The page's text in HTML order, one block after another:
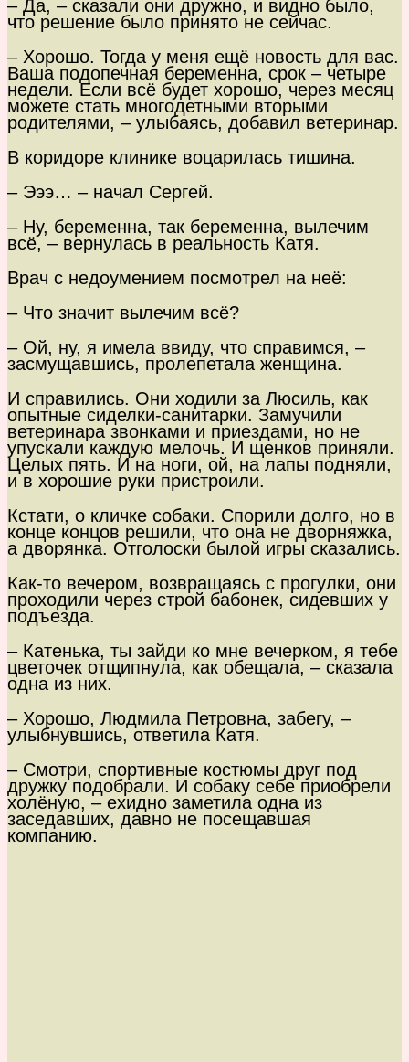
– Да, – сказали они дружно, и видно было,
что решение было принято не сейчас.
– Хорошо. Тогда у меня ещё новость для вас.
Ваша подопечная беременна, срок – четыре
недели. Если всё будет хорошо, через месяц
можете стать многодетными вторыми
родителями, – улыбаясь, добавил ветеринар.
В коридоре клинике воцарилась тишина.
– Эээ… – начал Сергей.
– Ну, беременна, так беременна, вылечим
всё, – вернулась в реальность Катя.
Врач с недоумением посмотрел на неё:
– Что значит вылечим всё?
– Ой, ну, я имела ввиду, что справимся, –
засмущавшись, пролепетала женщина.
И справились. Они ходили за Люсиль, как
опытные сиделки-санитарки. Замучили
ветеринара звонками и приездами, но не
упускали каждую мелочь. И щенков приняли.
Целых пять. И на ноги, ой, на лапы подняли,
и в хорошие руки пристроили.
Кстати, о кличке собаки. Спорили долго, но в
конце концов решили, что она не дворняжка,
а дворянка. Отголоски былой игры сказались.
Как-то вечером, возвращаясь с прогулки, они
проходили через строй бабонек, сидевших у
подъезда.
– Катенька, ты зайди ко мне вечерком, я тебе
цветочек отщипнула, как обещала, – сказала
одна из них.
– Хорошо, Людмила Петровна, забегу, –
улыбнувшись, ответила Катя.
– Смотри, спортивные костюмы друг под
дружку подобрали. И собаку себе приобрели
холёную, – ехидно заметила одна из
заседавших, давно не посещавшая
компанию.